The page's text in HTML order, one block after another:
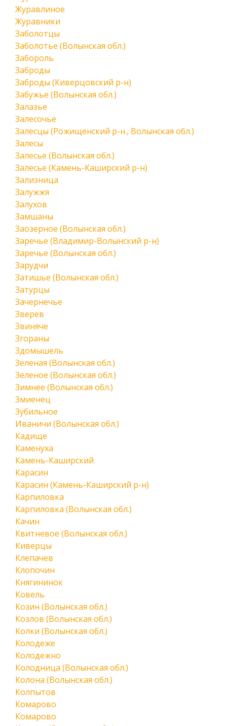
Журавлиное
Журавники
Заболотцы
Заболотье (Волынская обл.)
Забороль
Заброды
Заброды (Киверцовский р-н)
Забужье (Волынская обл.)
Залазье
Залесочье
Залесцы (Рожищенский р-н., Волынская обл.)
Залесы
Залесье (Волынская обл.)
Залесье (Камень-Каширский р-н)
Зализница
Залужжя
Залухов
Замшаны
Заозерное (Волынская обл.)
Заречье (Владимир-Волынский р-н)
Заречье (Волынская обл.)
Зарудчи
Затишье (Волынская обл.)
Затурцы
Зачернечье
Зверев
Звиняче
Згораны
Здомышель
Зеленая (Волынская обл.)
Зеленое (Волынская обл.)
Зимнее (Волынская обл.)
Змиенец
Зубильное
Иваничи (Волынская обл.)
Кадище
Каменуха
Камень-Каширский
Карасин
Карасин (Камень-Каширский р-н)
Карпиловка
Карпиловка (Волынская обл.)
Качин
Квитневое (Волынская обл.)
Киверцы
Клепачев
Клопочин
Княгининок
Ковель
Козин (Волынская обл.)
Козлов (Волынская обл.)
Колки (Волынская обл.)
Колодеже
Колодежно
Колодница (Волынская обл.)
Колона (Волынская обл.)
Колпытов
Комарово
Комарово